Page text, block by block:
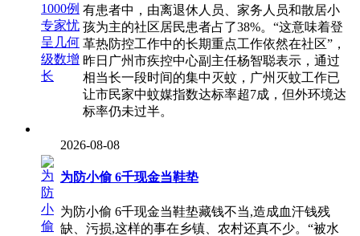
有患者中，由离退休人员、家务人员和散居小
孩为主的社区居民患者占了38%。“这意味着登
革热防控工作中的长期重点工作依然在社区”，
昨日广州市疾控中心副主任杨智聪表示，通过
相当长一段时间的集中灭蚊，广州灭蚊工作已
让市民家中蚊媒指数达标率超7成，但外环境达
标率仍未过半。
2026-08-08
为防小偷 6千现金当鞋垫
为防小偷 6千现金当鞋垫藏钱不当,造成血汗钱残
缺、污损,这样的事在乡镇、农村还真不少。“被水